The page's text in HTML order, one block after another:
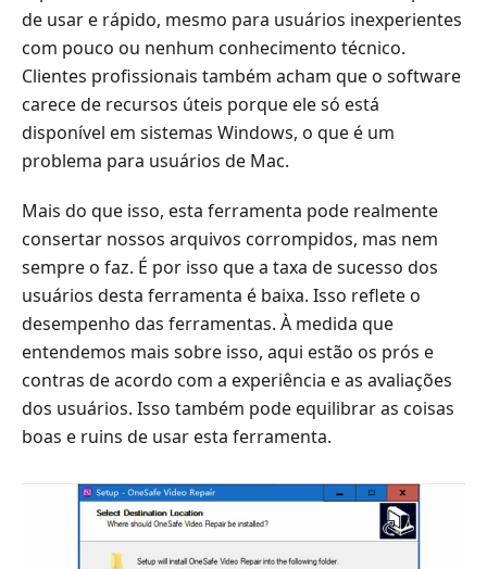
de usar e rápido, mesmo para usuários inexperientes
com pouco ou nenhum conhecimento técnico.
Clientes profissionais também acham que o software
carece de recursos úteis porque ele só está
disponível em sistemas Windows, o que é um
problema para usuários de Mac.
Mais do que isso, esta ferramenta pode realmente
consertar nossos arquivos corrompidos, mas nem
sempre o faz. É por isso que a taxa de sucesso dos
usuários desta ferramenta é baixa. Isso reflete o
desempenho das ferramentas. À medida que
entendemos mais sobre isso, aqui estão os prós e
contras de acordo com a experiência e as avaliações
dos usuários. Isso também pode equilibrar as coisas
boas e ruins de usar esta ferramenta.